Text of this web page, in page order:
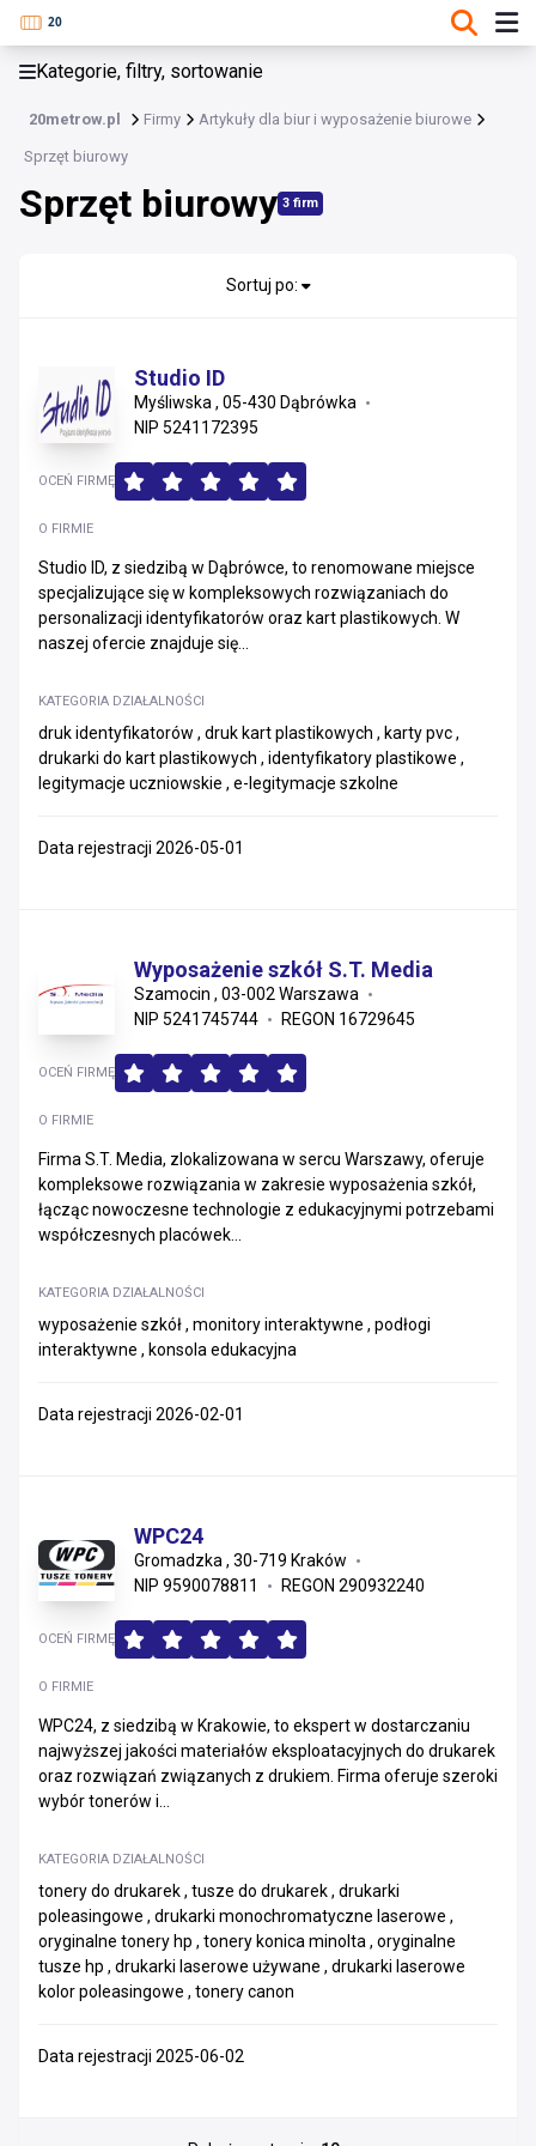
Kategorie, filtry, sortowanie
20metrow.pl Firmy Artykuły dla biur i wyposażenie biurowe
Sprzęt biurowy
Sprzęt biurowy 3 firm
Artykuły dla biur i wyposażenie biurowe
Drukarki i kserokopiarki
Projektory multimedialne rzutniki
Sortuj po:
Studio ID
Myśliwska , 05-430 Dąbrówka
NIP 5241172395
O FIRMIE
Studio ID, z siedzibą w Dąbrówce, to renomowane miejsce
specjalizujące się w kompleksowych rozwiązaniach do
personalizacji identyfikatorów oraz kart plastikowych. W
naszej ofercie znajduje się...
KATEGORIA DZIAŁALNOŚCI
druk identyfikatorów , druk kart plastikowych , karty pvc ,
drukarki do kart plastikowych , identyfikatory plastikowe ,
legitymacje uczniowskie , e-legitymacje szkolne
OCEŃ FIRMĘ
Data rejestracji 2026-05-01
Wyposażenie szkół S.T. Media
Szamocin , 03-002 Warszawa
NIP 5241745744
REGON 16729645
O FIRMIE
Firma S.T. Media, zlokalizowana w sercu Warszawy, oferuje
kompleksowe rozwiązania w zakresie wyposażenia szkół,
łącząc nowoczesne technologie z edukacyjnymi potrzebami
współczesnych placówek...
KATEGORIA DZIAŁALNOŚCI
wyposażenie szkół , monitory interaktywne , podłogi
interaktywne , konsola edukacyjna
OCEŃ FIRMĘ
Data rejestracji 2026-02-01
WPC24
Gromadzka , 30-719 Kraków
NIP 9590078811
REGON 290932240
O FIRMIE
WPC24, z siedzibą w Krakowie, to ekspert w dostarczaniu
najwyższej jakości materiałów eksploatacyjnych do drukarek
oraz rozwiązań związanych z drukiem. Firma oferuje szeroki
wybór tonerów i...
KATEGORIA DZIAŁALNOŚCI
tonery do drukarek , tusze do drukarek , drukarki
poleasingowe , drukarki monochromatyczne laserowe ,
oryginalne tonery hp , tonery konica minolta , oryginalne
tusze hp , drukarki laserowe używane , drukarki laserowe
kolor poleasingowe , tonery canon
OCEŃ FIRMĘ
Data rejestracji 2025-06-02